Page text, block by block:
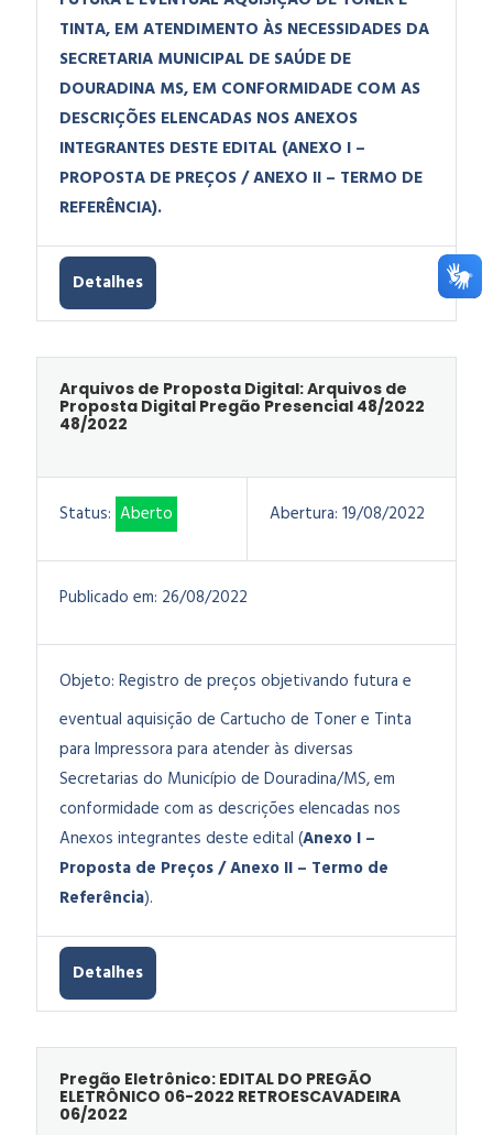
TINTA, EM ATENDIMENTO ÀS NECESSIDADES DA
SECRETARIA MUNICIPAL DE SAÚDE DE
DOURADINA MS, EM CONFORMIDADE COM AS
DESCRIÇÕES ELENCADAS NOS ANEXOS
INTEGRANTES DESTE EDITAL (ANEXO I –
PROPOSTA DE PREÇOS / ANEXO II – TERMO DE
REFERÊNCIA).
Detalhes
Arquivos de Proposta Digital: Arquivos de
Proposta Digital Pregão Presencial 48/2022
48/2022
Status: Aberto Abertura: 19/08/2022
Publicado em: 26/08/2022
Objeto: Registro de preços objetivando futura e
eventual aquisição de Cartucho de Toner e Tinta
para Impressora para atender às diversas
Secretarias do Município de Douradina/MS, em
conformidade com as descrições elencadas nos
Anexos integrantes deste edital (Anexo I –
Proposta de Preços / Anexo II – Termo de
Referência).
Detalhes
Pregão Eletrônico: EDITAL DO PREGÃO
ELETRÔNICO 06-2022 RETROESCAVADEIRA
06/2022